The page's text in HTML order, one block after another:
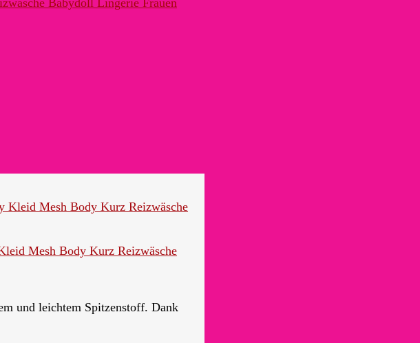
Mesh Body Kurz Reizwäsche
und leichtem Spitzenstoff. Dank